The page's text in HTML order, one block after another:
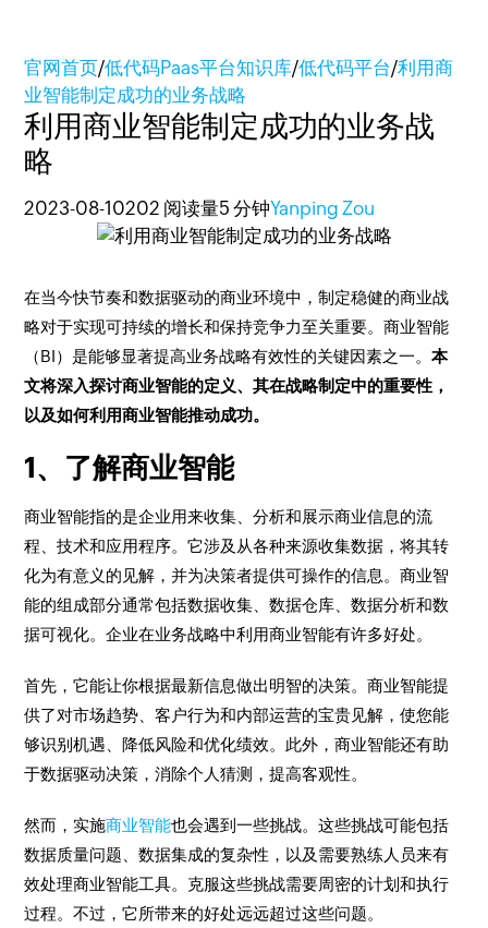
官网首页/低代码Paas平台知识库/低代码平台/利用商
业智能制定成功的业务战略
利用商业智能制定成功的业务战
略
2023-08-10202 阅读量5 分钟Yanping Zou
在当今快节奏和数据驱动的商业环境中，制定稳健的商业战
略对于实现可持续的增长和保持竞争力至关重要。商业智能
（BI）是能够显著提高业务战略有效性的关键因素之一。本
文将深入探讨商业智能的定义、其在战略制定中的重要性，
以及如何利用商业智能推动成功。
1、了解商业智能
商业智能指的是企业用来收集、分析和展示商业信息的流
程、技术和应用程序。它涉及从各种来源收集数据，将其转
化为有意义的见解，并为决策者提供可操作的信息。商业智
能的组成部分通常包括数据收集、数据仓库、数据分析和数
据可视化。企业在业务战略中利用商业智能有许多好处。
首先，它能让你根据最新信息做出明智的决策。商业智能提
供了对市场趋势、客户行为和内部运营的宝贵见解，使您能
够识别机遇、降低风险和优化绩效。此外，商业智能还有助
于数据驱动决策，消除个人猜测，提高客观性。
然而，实施商业智能也会遇到一些挑战。这些挑战可能包括
数据质量问题、数据集成的复杂性，以及需要熟练人员来有
效处理商业智能工具。克服这些挑战需要周密的计划和执行
过程。不过，它所带来的好处远远超过这些问题。